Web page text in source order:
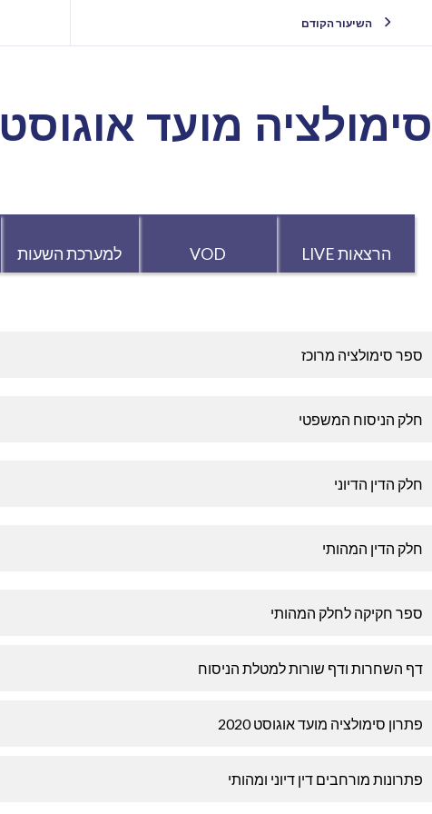
השיעור הקודם
סימולציה מועד אוגוסט 2020
הרצאות LIVE VOD למערכת השעות
ספר סימולציה מרוכז
חלק הניסוח המשפטי
חלק הדין הדיוני
חלק הדין המהותי
ספר חקיקה לחלק המהותי
דף השחרות ודף שורות למטלת הניסוח
פתרון סימולציה מועד אוגוסט 2020
פתרונות מורחבים דין דיוני ומהותי